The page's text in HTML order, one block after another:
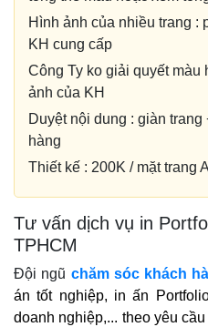
Hình ảnh của nhiều trang :
KH cung cấp
Công Ty ko giải quyết màu
ảnh của KH
Duyệt nội dung : giàn
hàng
Thiết kế : 200K / mặt trang
Tư vấn dịch vụ in
TPHCM
Đội ngũ chăm sóc khách
án tốt nghiệp, in ấn
doanh nghiệp,... theo yêu